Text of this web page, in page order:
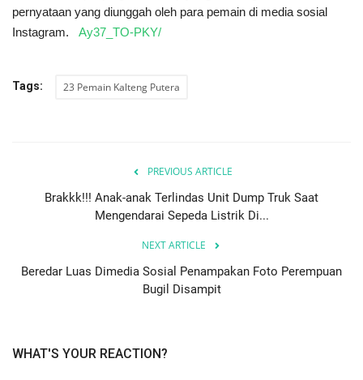
pernyataan yang diunggah oleh para pemain di media sosial
Instagram. Ay37_TO-PKY/
Tags: 23 Pemain Kalteng Putera
PREVIOUS ARTICLE
Brakkk!!! Anak-anak Terlindas Unit Dump Truk Saat
Mengendarai Sepeda Listrik Di...
NEXT ARTICLE
Beredar Luas Dimedia Sosial Penampakan Foto Perempuan
Bugil Disampit
WHAT'S YOUR REACTION?